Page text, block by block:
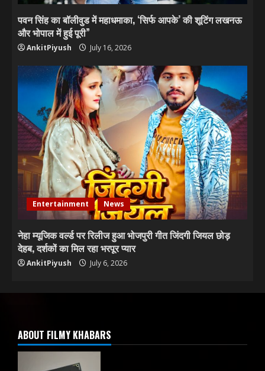
पवन सिंह का बॉलीवुड में महाधमाका, ‘सिर्फ आपके’ की शूटिंग लखनऊ
और भोपाल में हुई पूरी”
AnkitPiyush July 16, 2026
Entertainment News
नेहा म्यूजिक वर्ल्ड पर रिलीज हुआ भोजपुरी गीत जिंदगी जियल छोड़
देहब, दर्शकों का मिल रहा भरपूर प्यार
AnkitPiyush July 6, 2026
ABOUT FILMY KHABARS